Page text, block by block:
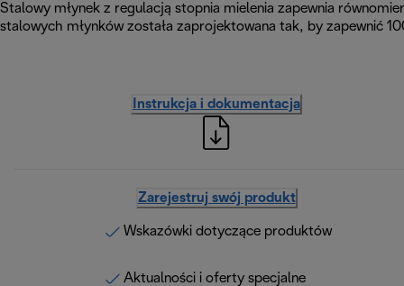
Stalowy młynek z regulacją stopnia mielenia zapewnia
stalowych młynków została zaprojektowana tak, by zapewnić
Instrukcja i dokumentacja
Zarejestruj swój produkt
Wskazówki dotyczące produktów
Aktualności i oferty specjalne